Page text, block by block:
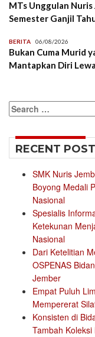
MTs Unggulan Nuris
Semester Ganjil
BERITA 06/08/2026
Bukan Cuma Murid
Mantapkan Diri
Search
for:
RECENT
SMK Nuris
Boyong Medali
Nasional
Spesialis
Ketekunan
Nasional
Dari Ketelitian
OSPENAS
Jember
Empat Puluh
Mempererat
Konsisten di
Tambah Koleksi